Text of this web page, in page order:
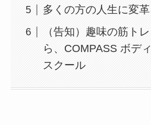
多くの方の人生に変
（告知）趣味の筋ト
ら、COMPASS ボデ
スクール